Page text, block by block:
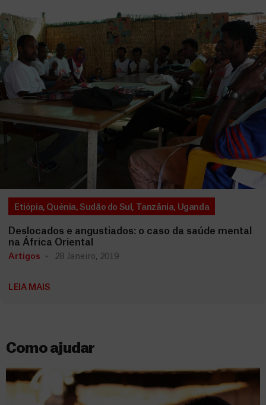
Etiópia, Quénia,Sudão do Sul , Tanzânia, Uganda
Deslocados e angustiados: o caso da saúde mental
na África Oriental
Artigos 28 Janeiro, 2019
LEIA MAIS
Como ajudar